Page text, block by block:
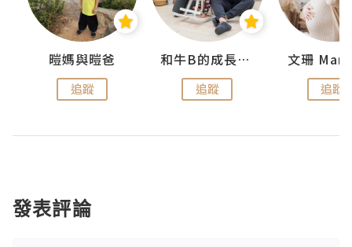
暟媽與暟爸
追蹤
和牛B的成長日記
追蹤
文珊
追蹤
發表評論